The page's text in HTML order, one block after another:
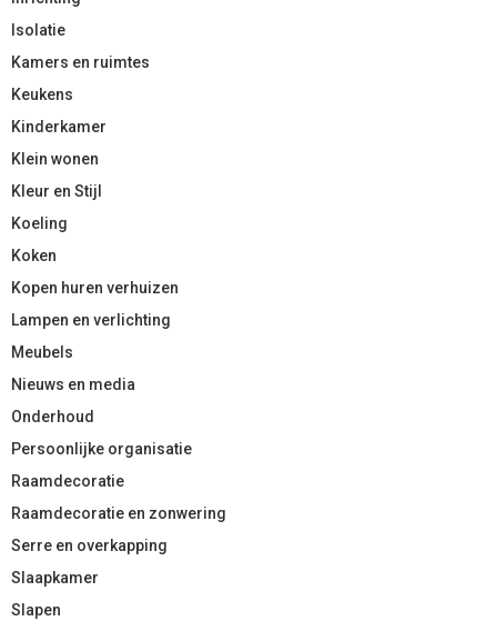
Isolatie
Kamers en ruimtes
Keukens
Kinderkamer
Klein wonen
Kleur en Stijl
Koeling
Koken
Kopen huren verhuizen
Lampen en verlichting
Meubels
Nieuws en media
Onderhoud
Persoonlijke organisatie
Raamdecoratie
Raamdecoratie en zonwering
Serre en overkapping
Slaapkamer
Slapen